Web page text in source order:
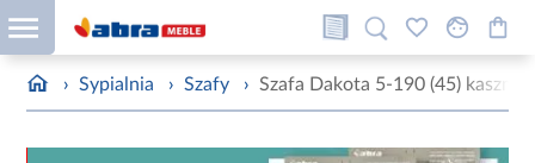
› Sypialnia › Szafy › Szafa Dakota 5-190 (45) kaszmir